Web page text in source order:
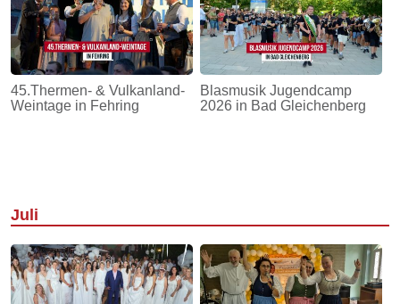
45.Thermen- & Vulkanland-
Weintage in Fehring
Blasmusik Jugendcamp
2026 in Bad Gleichenberg
Juli